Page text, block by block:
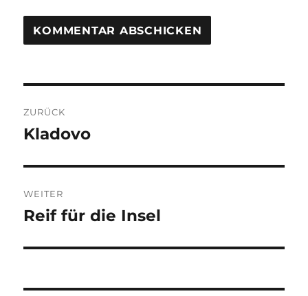
ZURÜCK
Vorheriger
Kladovo
WEITER
Nächster
Reif für die Insel